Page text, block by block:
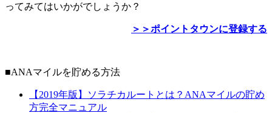
ってみてはいかがでしょうか？
＞＞ポイントタウンに登録する
■ANAマイルを貯める方法
【2019年版】ソラチカルートとは？ANAマイルの貯め
方完全マニュアル